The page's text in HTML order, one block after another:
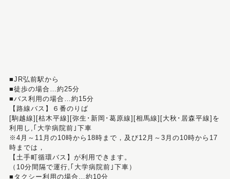
■JR弘前駅から
■徒歩の場合…約25分
■バス利用の場合…約15分
【路線バス】６番のりば
[駒越線][枯木平線][弥生･新岡･葛原線][相馬線][大秋･居森平線]を
利用し,｢大学病院前｣下車
※4月～11月の10時から18時まで，及び12月～3月の10時から17
時までは，
【土手町循環バス】が利用できます。
（10分間隔で運行,｢大学病院前｣下車）
■タクシー利用の場合…約10分